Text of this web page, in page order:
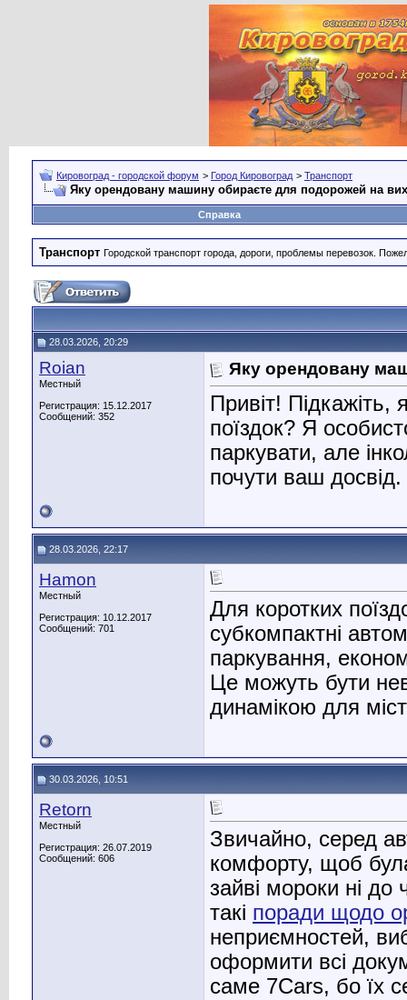
Кировоград - городской форум > Город Кировоград > Транспорт
Яку орендовану машину обираєте для подорожей на
Справка
Транспорт Городской транспорт города, дороги, проблемы перевозок.
28.03.2026, 20:29
Roian
Местный
Регистрация: 15.12.2017
Сообщений: 352
Яку орендовану
Привіт!
поїздок? Я
паркувати, але
почути ваш досвід.
28.03.2026, 22:17
Hamon
Местный
Регистрация: 10.12.2017
Сообщений: 701
Для коротких
субкомпактні
паркування,
Це можуть бути
динамікою для
30.03.2026, 10:51
Retorn
Местный
Регистрация: 26.07.2019
Сообщений: 606
Звичайно, серед
комфорту, щоб
зайві мороки ні
такі поради щодо
неприємностей,
оформити всі
саме 7Cars, бо їх